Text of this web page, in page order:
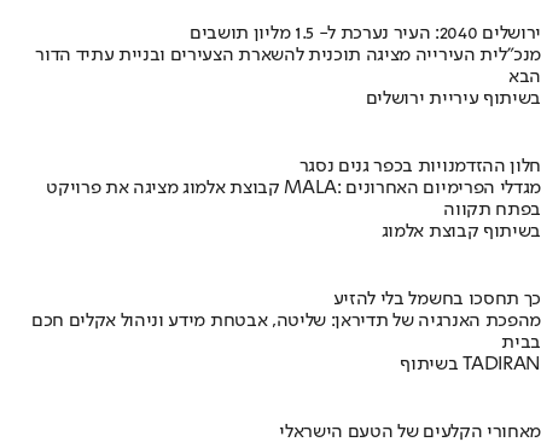
ירושלים 2040: העיר נערכת ל- 1.5 מליון תושבים
מנכ"לית העירייה מציגה תוכנית להשארת הצעירים ובניית עתיד הדור
הבא
בשיתוף עיריית ירושלים
חלון ההזדמנויות בכפר גנים נסגר
קבוצת אלמוג מציגה את פרויקט MALA: מגדלי הפרימיום האחרונים
בפתח תקווה
בשיתוף קבוצת אלמוג
כך תחסכו בחשמל בלי להזיע
מהפכת האנרגיה של תדיראן: שליטה, אבטחת מידע וניהול אקלים חכם
בבית
בשיתוף TADIRAN
מאחורי הקלעים של הטעם הישראלי